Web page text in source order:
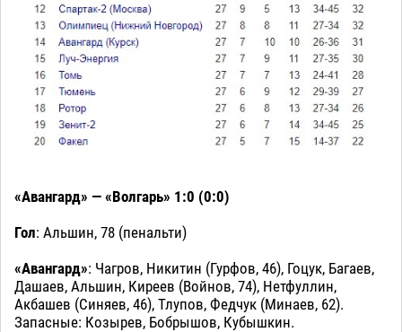
«Авангард» — «Волгарь» 1:0 (0:0)
Гол: Альшин, 78 (пенальти)
«Авангард»: Чагров, Никитин (Гурфов, 46), Гоцук, Багаев,
Дашаев, Альшин, Киреев (Войнов, 74), Нетфуллин,
Акбашев (Синяев, 46), Тлупов, Федчук (Минаев, 62).
Запасные: Козырев, Бобрышов, Кубышкин.